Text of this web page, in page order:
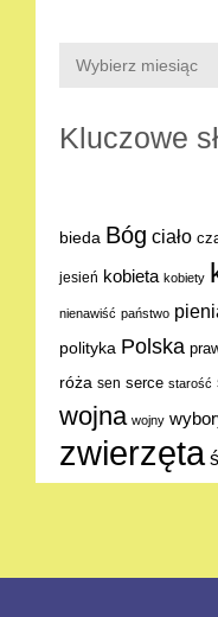
Kluczowe
bieda Bóg ciało
jesień kobieta kobiety
nienawiść państwo
polityka Polska
róża sen serce starość
wojna wojny
zwierzęta